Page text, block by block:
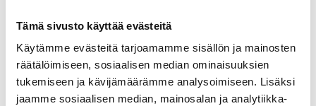
Tämä sivusto käyttää evästeitä
Käytämme evästeitä tarjoamamme sisällön ja mainosten
räätälöimiseen, sosiaalisen median ominaisuuksien
tukemiseen ja kävijämäärämme analysoimiseen. Lisäksi
jaamme sosiaalisen median, mainosalan ja analytiikka-
VOLVO V60
T8 AWD LONG RANGE HIGH PERFORMANCE
PLUS SPORT EDITION